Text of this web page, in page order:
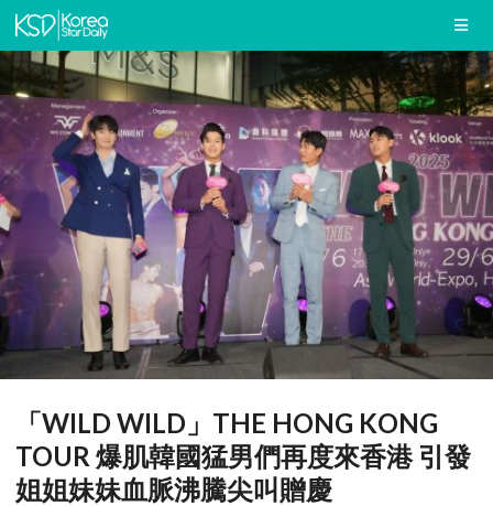
「WILD WILD」THE HONG KONG
TOUR 爆肌韓國猛男們再度來香港 引發
姐姐妹妹血脈沸騰尖叫贈慶